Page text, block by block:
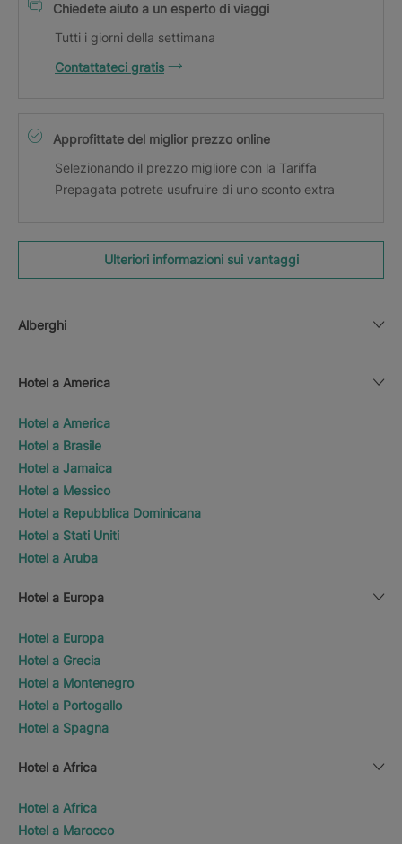
Chiedete aiuto a un esperto di viaggi
Tutti i giorni della settimana
Contattateci gratis
Approfittate del miglior prezzo online
Selezionando il prezzo migliore con la Tariffa
Prepagata potrete usufruire di uno sconto extra
Ulteriori informazioni sui vantaggi
Alberghi
Hotel a America
Hotel a America
Hotel a Brasile
Hotel a Jamaica
Hotel a Messico
Hotel a Repubblica Dominicana
Hotel a Stati Uniti
Hotel a Aruba
Hotel a Europa
Hotel a Europa
Hotel a Grecia
Hotel a Montenegro
Hotel a Portogallo
Hotel a Spagna
Hotel a Africa
Hotel a Africa
Hotel a Marocco